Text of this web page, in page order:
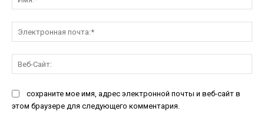
сохраните мое имя, адрес электронной почты и веб-сайт в
этом браузере для следующего комментария.